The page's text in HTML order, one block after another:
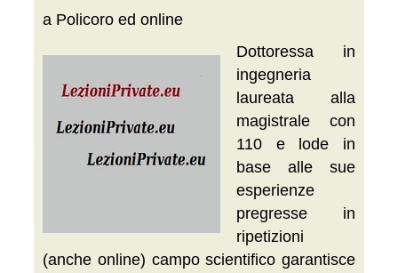
a Policoro ed online
Dottoressa in
ingegneria
laureata alla
magistrale con
110 e lode in
base alle sue
esperienze
pregresse in
ripetizioni
(anche online) campo scientifico garantisce